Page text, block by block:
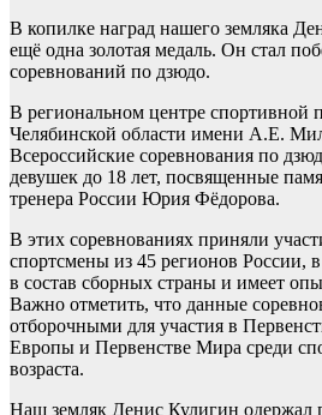
В копилке наград нашего земляка
ещё одна золотая медаль. Он стал
соревнований по дзюдо.
В региональном центре спортивной
Челябинской области имени А.Е.
Всероссийские соревнования по
девушек до 18 лет, посвященные
тренера России Юрия Фёдорова.
В этих соревнованиях приняли
спортсмены из 45 регионов России,
в состав сборных страны и имеет
Важно отметить, что данные
отборочными для участия в
Европы и Первенстве Мира среди
возраста.
Наш земляк Денис Кулигин одержал